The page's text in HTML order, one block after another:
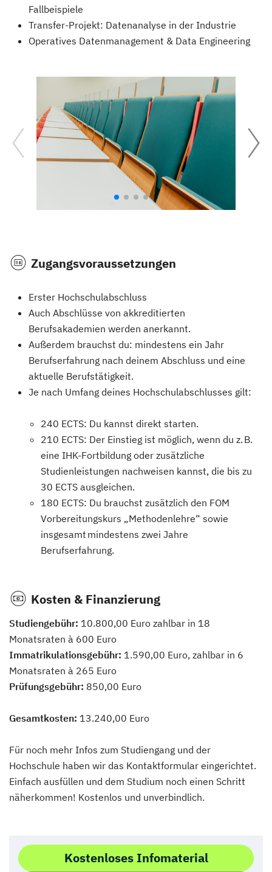
Fallbeispiele
Transfer-Projekt: Datenanalyse in der Industrie
Operatives Datenmanagement & Data Engineering
Zugangsvoraussetzungen
Erster Hochschulabschluss
Auch Abschlüsse von akkreditierten
Berufsakademien werden anerkannt.
Außerdem brauchst du: mindestens ein Jahr
Berufserfahrung nach deinem Abschluss und eine
aktuelle Berufstätigkeit.
Je nach Umfang deines Hochschulabschlusses gilt:
240 ECTS: Du kannst direkt starten.
210 ECTS: Der Einstieg ist möglich, wenn du z. B.
eine IHK-Fortbildung oder zusätzliche
Studienleistungen nachweisen kannst, die bis zu
30 ECTS ausgleichen.
180 ECTS: Du brauchst zusätzlich den FOM
Vorbereitungskurs „Methodenlehre“ sowie
insgesamt mindestens zwei Jahre
Berufserfahrung.
Kosten & Finanzierung
Studiengebühr: 10.800,00 Euro zahlbar in 18
Monatsraten à 600 Euro
Immatrikulationsgebühr: 1.590,00 Euro, zahlbar in 6
Monatsraten à 265 Euro
Prüfungsgebühr: 850,00 Euro
Gesamtkosten: 13.240,00 Euro
Für noch mehr Infos zum Studiengang und der
Hochschule haben wir das Kontaktformular eingerichtet.
Einfach ausfüllen und dem Studium noch einen Schritt
näherkommen! Kostenlos und unverbindlich.
Kostenloses Infomaterial